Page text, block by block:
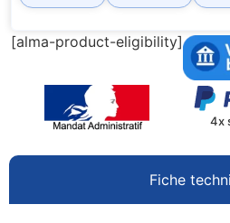
[alma-product-eligibility]
4x
Fiche